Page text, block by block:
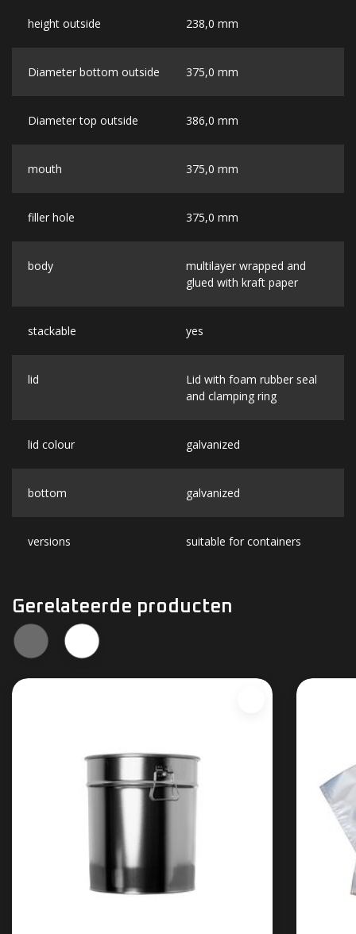
height outside 238,0 mm
Diameter bottom outside 375,0 mm
Diameter top outside 386,0 mm
mouth 375,0 mm
filler hole 375,0 mm
body
multilayer wrapped and
glued with kraft paper
stackable yes
lid
Lid with foam rubber seal
and clamping ring
lid colour galvanized
bottom galvanized
versions suitable for containers
Gerelateerde producten